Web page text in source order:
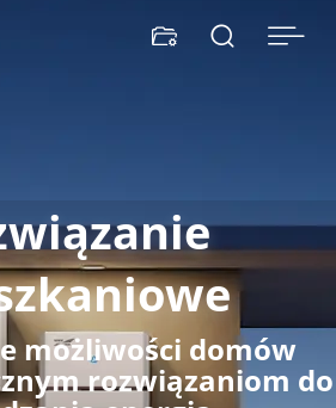
 
możliwości domów
rozwiązaniom do